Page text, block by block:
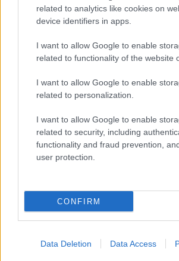
related to analytics like cookies on
device identifiers in apps.
I want to allow Google to enable
related to functionality of the website
I want to allow Google to enable
related to personalization.
I want to allow Google to enable
related to security, including
functionality and fraud prevention,
user protection.
CONFIRM
Data Deletion Data Access
Igi1.0
Hát kolbász vékony buciban
többi mehet a kukába
Egye ezt az izét akinek hét ayja van
lecsós hamburgert
Igi1.0
10 éve
többi is!?